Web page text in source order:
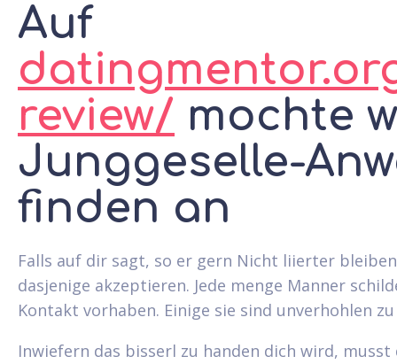
Auf
review/ mochte
Junggeselle-
finden an
Falls auf dir sagt, so er gern Nicht liierter
dasjenige akzeptieren. Jede menge Manner
Kontakt vorhaben. Einige sie sind unverhohlen
Inwiefern das bisserl zu handen dich wird,